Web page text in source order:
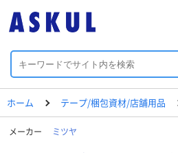
ホーム テープ/梱包資材/店舗用品
メーカー ミツヤ